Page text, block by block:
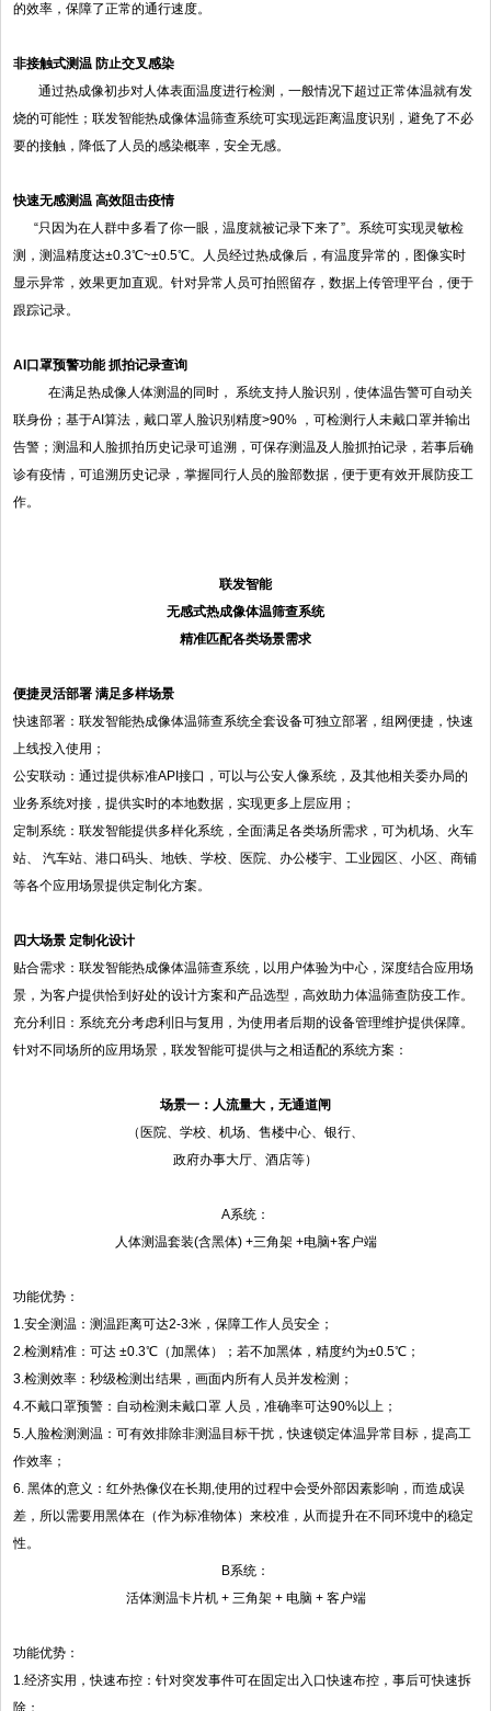
的效率，保障了正常的通行速度。
非接触式测温 防止交叉感染
通过热成像初步对人体表面温度进行检测，一般情况下超过正常体温就有发
烧的可能性；联发智能热成像体温筛查系统可实现远距离温度识别，避免了不必
要的接触，降低了人员的感染概率，安全无感。
快速无感测温 高效阻击疫情
“只因为在人群中多看了你一眼，温度就被记录下来了”。系统可实现灵敏检
测，测温精度达±0.3℃~±0.5℃。人员经过热成像后，有温度异常的，图像实时
显示异常，效果更加直观。针对异常人员可拍照留存，数据上传管理平台，便于
跟踪记录。
AI口罩预警功能 抓拍记录查询
在满足热成像人体测温的同时， 系统支持人脸识别，使体温告警可自动关
联身份；基于AI算法，戴口罩人脸识别精度>90% ，可检测行人未戴口罩并输出
告警；测温和人脸抓拍历史记录可追溯，可保存测温及人脸抓拍记录，若事后确
诊有疫情，可追溯历史记录，掌握同行人员的脸部数据，便于更有效开展防疫工
作。
联发智能
无感式热成像体温筛查系统
精准匹配各类场景需求
便捷灵活部署 满足多样场景
快速部署：联发智能热成像体温筛查系统全套设备可独立部署，组网便捷，快速
上线投入使用；
公安联动：通过提供标准API接口，可以与公安人像系统，及其他相关委办局的
业务系统对接，提供实时的本地数据，实现更多上层应用；
定制系统：联发智能提供多样化系统，全面满足各类场所需求，可为机场、火车
站、 汽车站、港口码头、地铁、学校、医院、办公楼宇、工业园区、小区、商铺
等各个应用场景提供定制化方案。
四大场景 定制化设计
贴合需求：联发智能热成像体温筛查系统，以用户体验为中心，深度结合应用场
景，为客户提供恰到好处的设计方案和产品选型，高效助力体温筛查防疫工作。
充分利旧：系统充分考虑利旧与复用，为使用者后期的设备管理维护提供保障。
针对不同场所的应用场景，联发智能可提供与之相适配的系统方案：
场景一：人流量大，无通道闸
（医院、学校、机场、售楼中心、银行、
政府办事大厅、酒店等）
A系统：
人体测温套装(含黑体) +三角架 +电脑+客户端
功能优势：
1.安全测温：测温距离可达2-3米，保障工作人员安全；
2.检测精准：可达 ±0.3℃（加黑体）；若不加黑体，精度约为±0.5℃；
3.检测效率：秒级检测出结果，画面内所有人员并发检测；
4.不戴口罩预警：自动检测未戴口罩 人员，准确率可达90%以上；
5.人脸检测测温：可有效排除非测温目标干扰，快速锁定体温异常目标，提高工
作效率；
6. 黑体的意义：红外热像仪在长期,使用的过程中会受外部因素影响，而造成误
差，所以需要用黑体在（作为标准物体）来校准，从而提升在不同环境中的稳定
性。
B系统：
活体测温卡片机 + 三角架 + 电脑 + 客户端
功能优势：
1.经济实用，快速布控：针对突发事件可在固定出入口快速布控，事后可快速拆
除；